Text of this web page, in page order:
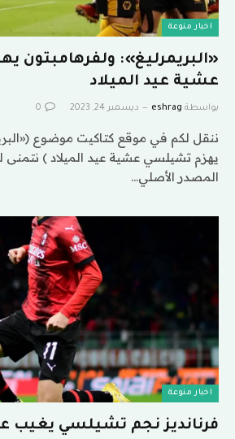
اخبار منوعة
«البريمرليغ»: ولفرهامبتون
عشية عيد الميلاد
بواسطة eshrag ديسمبر 24, 2023 0
ننقل لكم في موقع كتاكيت موضوع
يهزم تشيلسي عشية عيد الميلاد ) نتمنى
المصدر الأصلي…
اخبار منوعة
فرنانديز نجم تشيلسي يغيب